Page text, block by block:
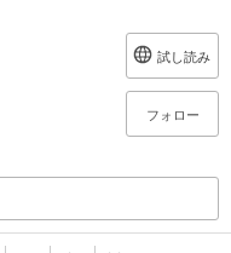
試し読み
フォロー